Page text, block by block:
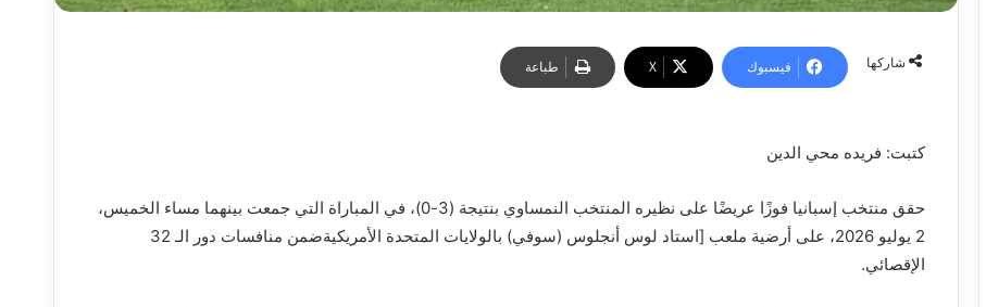
شاركها فيسبوك ‫X طباعة
كتبت: فريده محي الدين
حقق منتخب إسبانيا فوزًا عريضًا على نظيره المنتخب النمساوي بنتيجة (3-0)، في المباراة التي جمعت بينهما مساء الخميس،
2 يوليو 2026، على أرضية ملعب [استاد لوس أنجلوس (سوفي) بالولايات المتحدة الأمريكيةضمن منافسات دور الـ 32
الإقصائي.